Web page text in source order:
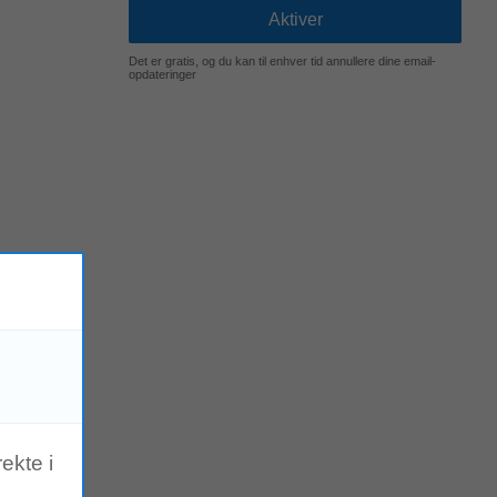
Det er gratis, og du kan til enhver tid annullere dine email-
opdateringer
i